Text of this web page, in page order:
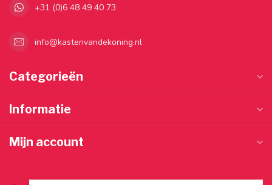
+31 (0)6 48 49 40 73
info@kastenvandekoning.nl
Categorieën
Informatie
Mijn account